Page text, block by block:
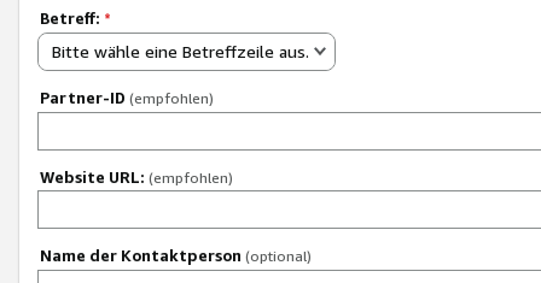
Betreff: *
Bitte wähle eine Betreffzeile aus.
Partner-ID (empfohlen)
Website URL: (empfohlen)
Name der Kontaktperson (optional)